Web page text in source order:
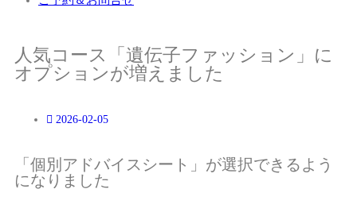
人気コース「遺伝子ファッション」に
オプションが増えました
2026-02-05
「個別アドバイスシート」が選択できるよう
になりました